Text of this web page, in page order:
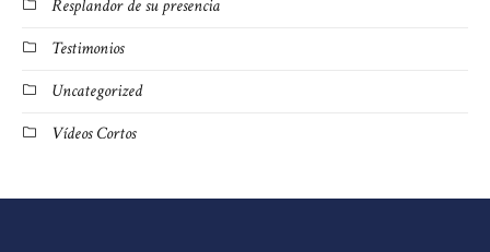
Resplandor de su presencia
Testimonios
Uncategorized
Vídeos Cortos